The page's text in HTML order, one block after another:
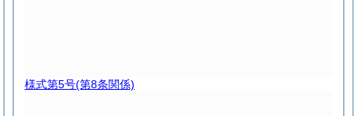
様式第5号(第8条関係)